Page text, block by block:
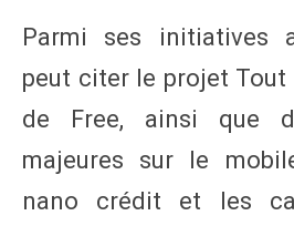
Parmi ses initiatives
peut citer le projet Tout
de Free, ainsi que
majeures sur le
nano crédit et les